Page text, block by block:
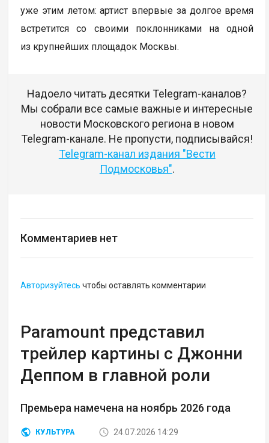
уже этим летом: артист впервые за долгое время
встретится со своими поклонниками на одной
из крупнейших площадок Москвы.
Надоело читать десятки Telegram-каналов?
Мы собрали все самые важные и интересные
новости Московского региона в новом
Telegram-канале. Не пропусти, подписывайся!
Telegram-канал издания "Вести
Подмосковья".
Комментариев нет
Авторизуйтесь чтобы оставлять комментарии
Paramount представил
трейлер картины с Джонни
Деппом в главной роли
Премьера намечена на ноябрь 2026 года
КУЛЬТУРА 24.07.2026 14:29